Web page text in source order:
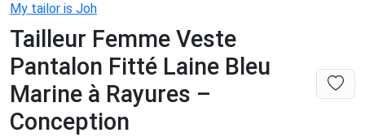
My tailor is Joh
Tailleur Femme Veste
Pantalon Fitté Laine Bleu
Marine à Rayures –
Conception